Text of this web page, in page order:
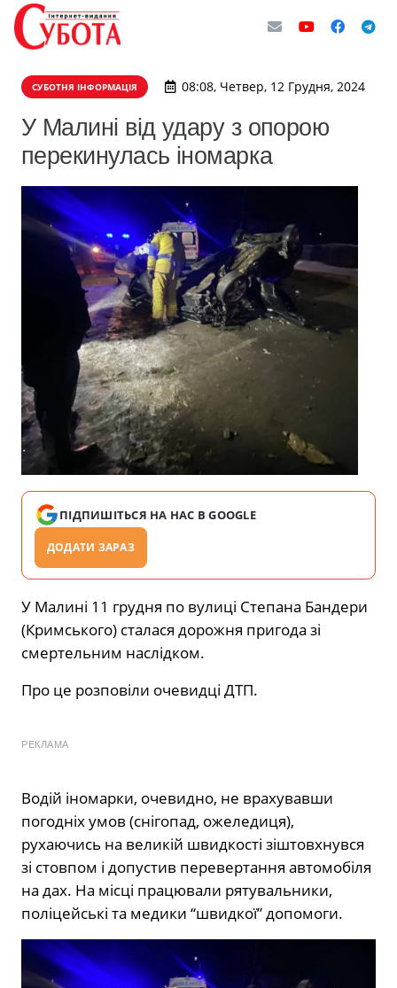
СУБОТНЯ ІНФОРМАЦІЯ 08:08, Четвер, 12 Грудня, 2024
У Малині від удару з опорою
перекинулась іномарка
ПІДПИШІТЬСЯ НА НАС В GOOGLE
ДОДАТИ ЗАРАЗ
У Малині 11 грудня по вулиці Степана Бандери
(Кримського) сталася дорожня пригода зі
смертельним наслідком.
Про це розповіли очевидці ДТП.
РЕКЛАМА
Водій іномарки, очевидно, не врахувавши
погодніх умов (снігопад, ожеледиця),
рухаючись на великій швидкості зіштовхнувся
зі стовпом і допустив перевертання автомобіля
на дах. На місці працювали рятувальники,
поліцейські та медики “швидкої” допомоги.